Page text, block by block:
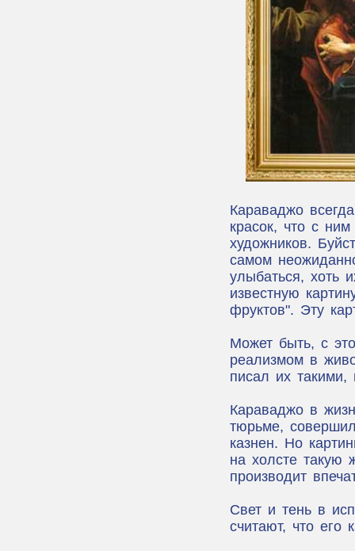
Караваджо
красок, что с
художников.
самом
улыбаться, хоть
известную
фруктов". Эту
Может быть, с
реализмом в
писал их
Караваджо в
тюрьме,
казнен. Но
на холсте такую
производит
Свет и тень в
считают, что его